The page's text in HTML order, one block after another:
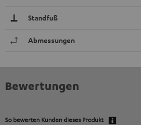
Standfuß
Abmessungen
Bewertungen
So bewerten Kunden dieses Produkt